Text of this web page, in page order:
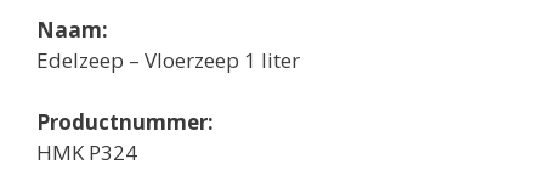
Naam:
Edelzeep – Vloerzeep 1 liter
Productnummer:
HMK P324